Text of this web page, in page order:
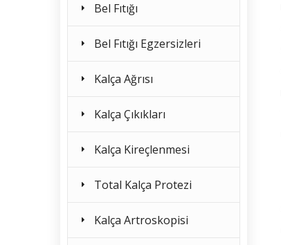
Bel Fıtığı
Bel Fıtığı Egzersizleri
Kalça Ağrısı
Kalça Çıkıkları
Kalça Kireçlenmesi
Total Kalça Protezi
Kalça Artroskopisi